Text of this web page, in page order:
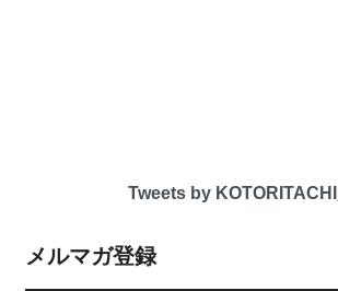
Tweets by
メルマガ登録